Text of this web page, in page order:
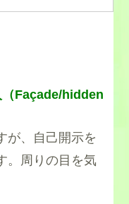
（Façade/hidden
が、自己開示を
。周りの目を気